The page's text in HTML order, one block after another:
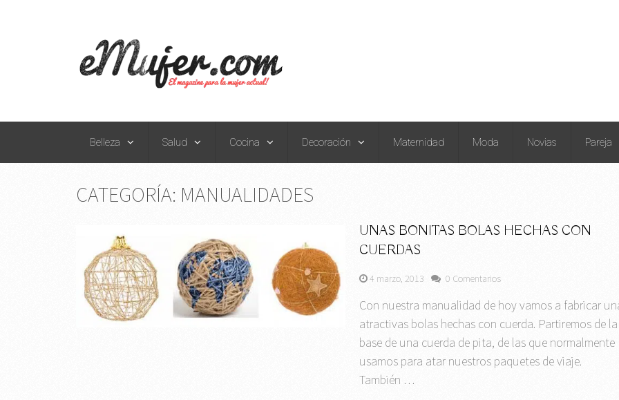
Belleza Salud Cocina Decoración Maternidad Moda Novias Pareja
CATEGORÍA: MANUALIDADES
UNAS BONITAS BOLAS HECHAS CON
CUERDAS
4 marzo, 2013 0 Comentarios
Con nuestra manualidad de hoy vamos a fabricar
atractivas bolas hechas con cuerda. Partiremos de la
base de una cuerda de pita, de las que normalmente
usamos para atar nuestros paquetes de viaje.
También …